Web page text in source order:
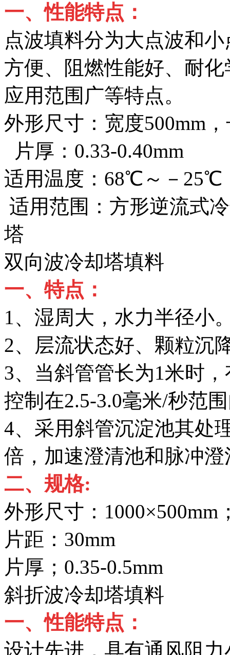
一、性能特点：
点波填料分为大点波和
方便、阻燃性能好、耐
应用范围广等特点。
外形尺寸：宽度
片厚：0.33-0.40mm
适用温度：68℃～－25℃
适用范围：方形逆流式
塔
双向波冷却塔填料
一、特点：
1、湿周大，水力半径小
2、层流状态好、颗粒沉
3、当斜管管长为1米时
控制在2.5-3.0毫米/秒范
4、采用斜管沉淀池其处
倍，加速澄清池和脉冲
二、规格:
外形尺寸：1000×500mm
片距：30mm
片厚；0.35-0.5mm
斜折波冷却塔填料
一、性能特点：
设计先进，具有通风阻